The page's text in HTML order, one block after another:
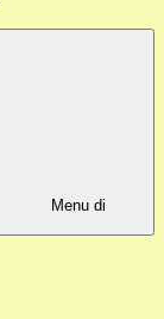
Menu di